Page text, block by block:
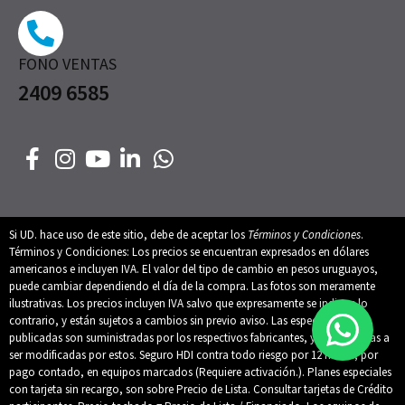
FONO VENTAS
2409 6585
Si UD. hace uso de este sitio, debe de aceptar los Términos y Condiciones.
Términos y Condiciones: Los precios se encuentran expresados en dólares
americanos e incluyen IVA. El valor del tipo de cambio en pesos uruguayos,
puede cambiar dependiendo el día de la compra. Las fotos son meramente
ilustrativas. Los precios incluyen IVA salvo que expresamente se indique lo
contrario, y están sujetos a cambios sin previo aviso. Las especificaciones
publicadas son suministradas por los respectivos fabricantes, y están sujetas a
ser modificadas por estos. Seguro HDI contra todo riesgo por 12 meses, por
pago contado, en equipos marcados (Requiere activación.). Planes especiales
con tarjeta sin recargo, son sobre Precio de Lista. Consultar tarjetas de Crédito